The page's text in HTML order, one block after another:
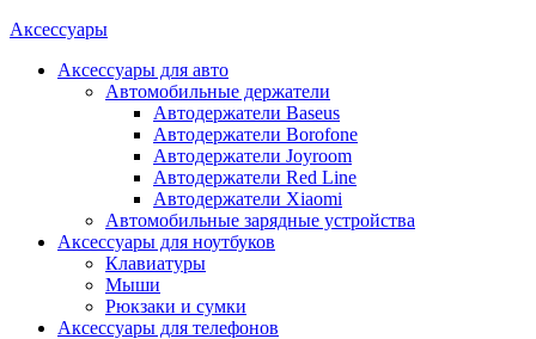
Аксессуары
Аксессуары для авто
Автомобильные держатели
Автодержатели Baseus
Автодержатели Borofone
Автодержатели Joyroom
Автодержатели Red Line
Автодержатели Xiaomi
Автомобильные зарядные устройства
Аксессуары для ноутбуков
Клавиатуры
Мыши
Рюкзаки и сумки
Аксессуары для телефонов